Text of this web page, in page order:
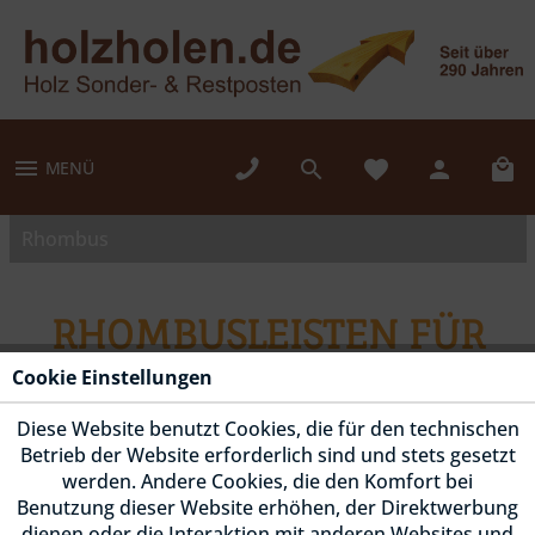
MENÜ
RHOMBUSLEISTEN FÜR
DEN GARTEN
Unsere Rhombusleisten sind ein modernes
Holzfassadenprofil. Bei uns findest du Rhombusleisten
aus sibirischer Lärche und Douglasie. Das Holz der
Cookie Einstellungen
Diese Website benutzt Cookies, die für den technischen
Betrieb der Website erforderlich sind und stets gesetzt
werden. Andere Cookies, die den Komfort bei
Benutzung dieser Website erhöhen, der Direktwerbung